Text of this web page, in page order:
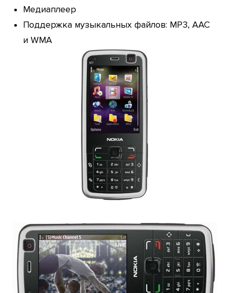
Медиаплеер
Поддержка музыкальных файлов: MP3, AAC
и WMA